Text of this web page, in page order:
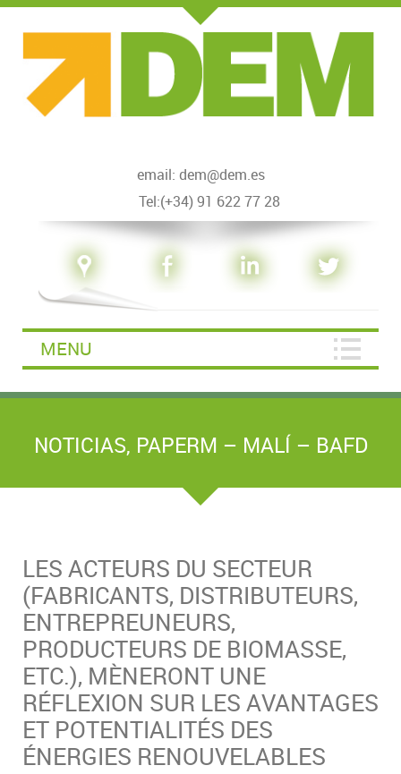
email: dem@dem.es
Tel:(+34) 91 622 77 28
MENU
NOTICIAS, PAPERM – MALÍ – BAFD
LES ACTEURS DU SECTEUR
(FABRICANTS, DISTRIBUTEURS,
ENTREPREUNEURS,
PRODUCTEURS DE BIOMASSE,
ETC.), MÈNERONT UNE
RÉFLEXION SUR LES AVANTAGES
ET POTENTIALITÉS DES
ÉNERGIES RENOUVELABLES